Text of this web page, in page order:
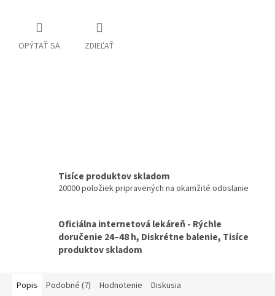
OPÝTAŤ SA ZDIEĽAŤ
Tisíce produktov skladom
20000 položiek pripravených na okamžité odoslanie
Oficiálna internetová lekáreň - Rýchle
doručenie 24–48 h, Diskrétne balenie, Tisíce
produktov skladom
Popis Podobné (7) Hodnotenie Diskusia